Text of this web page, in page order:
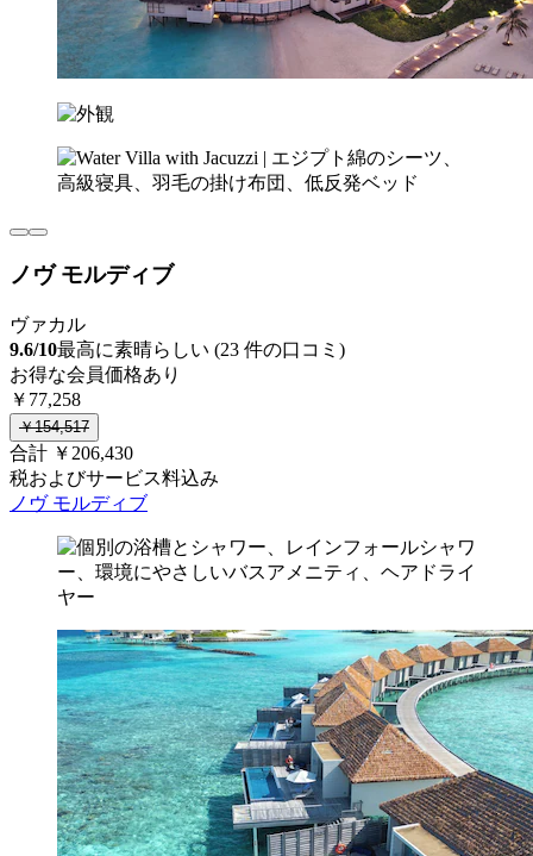
ノヴ モルディブ
ヴァカル
9.6/10最高に素晴らしい (23 件の口コミ)
お得な会員価格あり
￥77,258
￥154,517
合計 ￥206,430
税およびサービス料込み
ノヴ モルディブ